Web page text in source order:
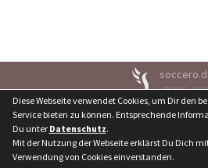
© 2006 - 2026
Besucherstatistik Kontakt
Diese Webseite verwendet Cookies, um Dir den
Service bieten zu können. Entsprechende
Du unter Datenschutz.
Mit der Nutzung der Webseite erklärst Du Dich
Verwendung von Cookies einverstanden.